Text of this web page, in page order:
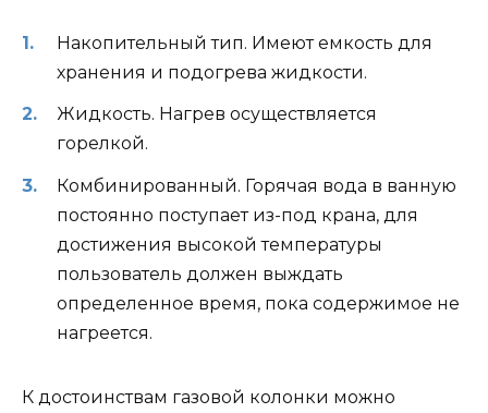
Накопительный тип. Имеют емкость для
хранения и подогрева жидкости.
Жидкость. Нагрев осуществляется
горелкой.
Комбинированный. Горячая вода в ванную
постоянно поступает из-под крана, для
достижения высокой температуры
пользователь должен выждать
определенное время, пока содержимое не
нагреется.
К достоинствам газовой колонки можно